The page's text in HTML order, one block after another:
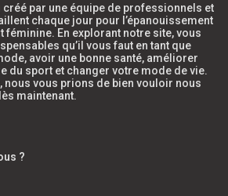
créé par une équipe de professionnels et
chaque jour pour l’épanouissement
féminine. En explorant notre site, vous
qu’il vous faut en tant que
avoir une bonne santé, améliorer
du sport et changer votre mode de vie.
nous vous prions de bien vouloir nous
maintenant.
?